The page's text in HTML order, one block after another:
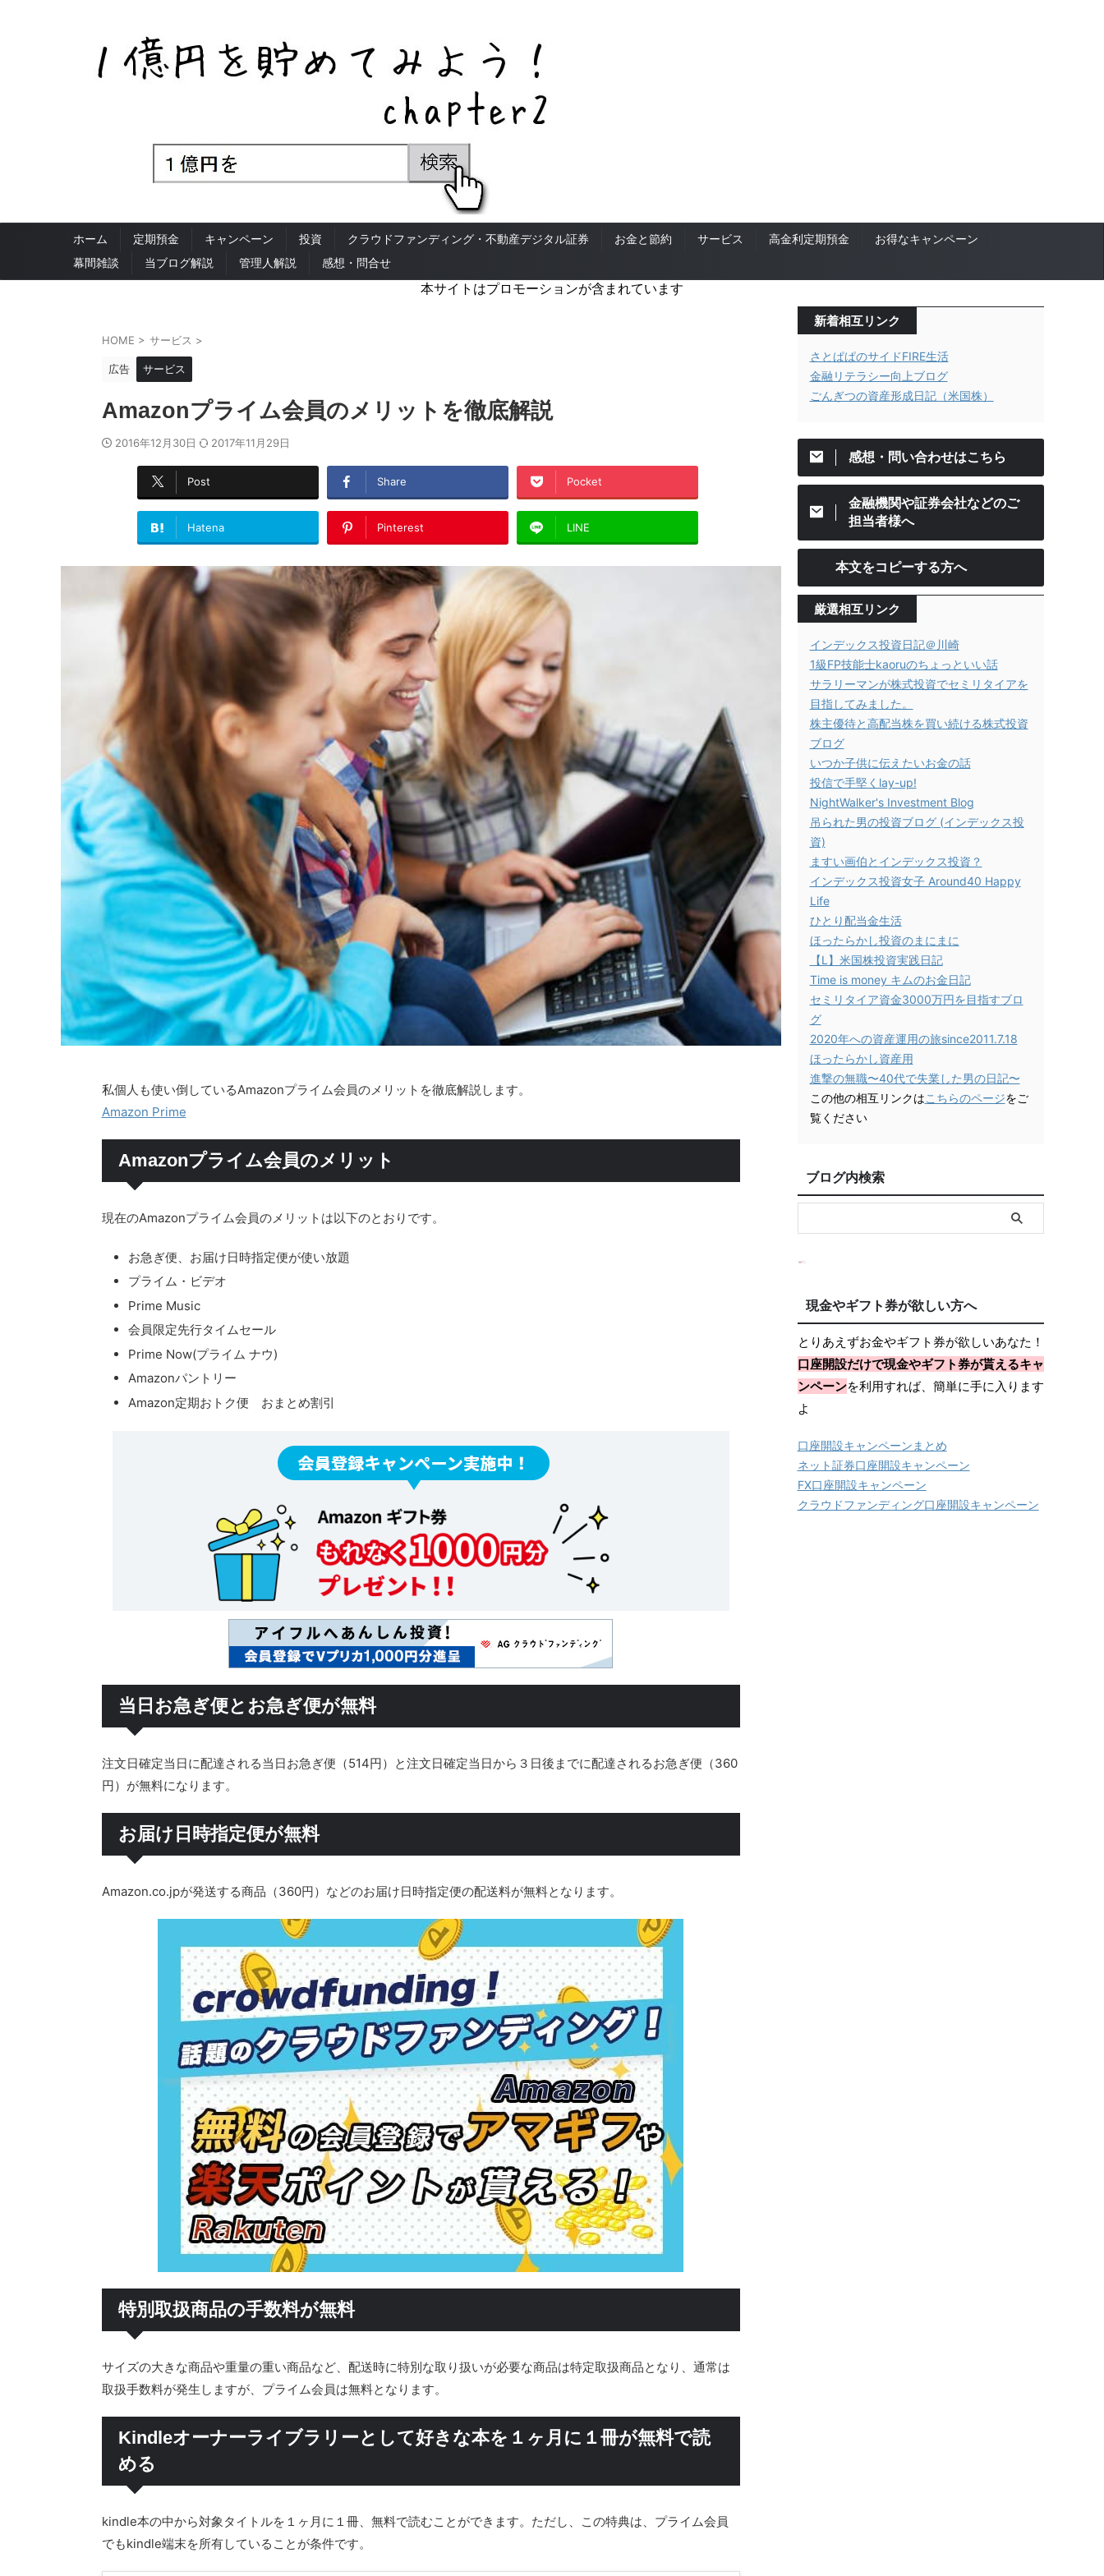
ホーム 定期預金 キャンペーン 投資 クラウドファンディング・不動産デジタル証券 お金と節約 サービス 高金利定期預金
お得なキャンペーン
幕間雑談
当ブログ解説 管理人解説 感想・問合せ
本サイトはプロモーションが含まれています
HOME > サービス >
広告 サービス
Amazonプライム会員のメリットを徹底解説
2016年12月30日 2017年11月29日
Post Share Pocket
Hatena Pinterest LINE
私個人も使い倒しているAmazonプライム会員のメリットを徹底解説します。
Amazon Prime
Amazonプライム会員のメリット
現在のAmazonプライム会員のメリットは以下のとおりです。
お急ぎ便、お届け日時指定便が使い放題
プライム・ビデオ
Prime Music
会員限定先行タイムセール
Prime Now(プライム ナウ)
Amazonパントリー
Amazon定期おトク便 おまとめ割引
当日お急ぎ便とお急ぎ便が無料
注文日確定当日に配達される当日お急ぎ便（514円）と注文日確定当日から３日後までに配達されるお急ぎ便（360
円）が無料になります。
お届け日時指定便が無料
Amazon.co.jpが発送する商品（360円）などのお届け日時指定便の配送料が無料となります。
特別取扱商品の手数料が無料
サイズの大きな商品や重量の重い商品など、配送時に特別な取り扱いが必要な商品は特定取扱商品となり、通常は
取扱手数料が発生しますが、プライム会員は無料となります。
Kindleオーナーライブラリーとして好きな本を１ヶ月に１冊が無料で読
める
kindle本の中から対象タイトルを１ヶ月に１冊、無料で読むことができます。ただし、この特典は、プライム会員
でもkindle端末を所有していることが条件です。
新着相互リンク
さとぱぱのサイドFIRE生活
金融リテラシー向上ブログ
ごんぎつの資産形成日記（米国株）
感想・問い合わせはこちら
金融機関や証券会社などのご
担当者様へ
本文をコピーする方へ
厳選相互リンク
インデックス投資日記＠川崎
1級FP技能士kaoruのちょっといい話
サラリーマンが株式投資でセミリタイアを
目指してみました。
株主優待と高配当株を買い続ける株式投資
ブログ
いつか子供に伝えたいお金の話
投信で手堅くlay-up!
NightWalker's Investment Blog
吊られた男の投資ブログ (インデックス投
資)
ますい画伯とインデックス投資？
インデックス投資女子 Around40 Happy
Life
ひとり配当金生活
ほったらかし投資のまにまに
【L】米国株投資実践日記
Time is money キムのお金日記
セミリタイア資金3000万円を目指すブロ
グ
2020年への資産運用の旅since2011.7.18
ほったらかし資産用
進撃の無職〜40代で失業した男の日記〜
この他の相互リンクはこちらのページをご
覧ください
ブログ内検索
現金やギフト券が欲しい方へ
とりあえずお金やギフト券が欲しいあなた！
口座開設だけで現金やギフト券が貰えるキャ
ンペーンを利用すれば、簡単に手に入ります
よ
口座開設キャンペーンまとめ
ネット証券口座開設キャンペーン
FX口座開設キャンペーン
クラウドファンディング口座開設キャンペーン